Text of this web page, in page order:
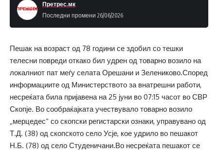
Последни промени 26/06/2026
Претрес.мк
Пешак на возраст од 78 години се здобил со тешки
телесни повреди откако бил удрен од товарно возило на
локалниот пат меѓу селата Орешани и Зелениково.Според
информациите од Министерството за внатрешни работи,
несреќата била пријавена на 25 јуни во 07:15 часот во СВР
Скопје. Во сообраќајката учествувало товарно возило
„мерцедес“ со скопски регистарски ознаки, управувано од
Т.Д. (38) од скопското село Усје, кое удрило во пешакот
Н.Б. (78) од село Студеничани.Во несреќата пешакот се